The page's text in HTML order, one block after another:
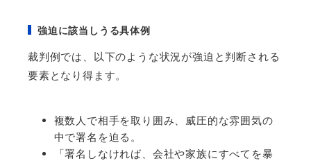
強迫に該当しうる具体例
裁判例では、以下のような状況が強迫と判断される
要素となり得ます。
複数人で相手を取り囲み、威圧的な雰囲気の
中で署名を迫る。
「署名しなければ、会社や家族にすべてを暴